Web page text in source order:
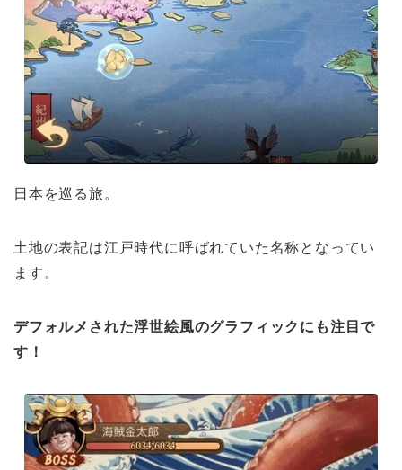
日本を巡る旅。
土地の表記は江戸時代に呼ばれていた名称となってい
ます。
デフォルメされた浮世絵風のグラフィックにも注目で
す！